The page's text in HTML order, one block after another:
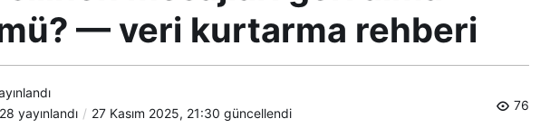
— veri kurtarma rehberi
yayınlandı 27 Kasım 2025, 21:30 güncellendi
76